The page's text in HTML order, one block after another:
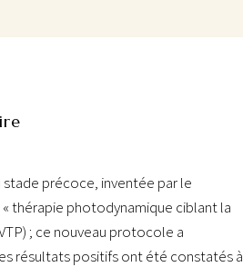
précoce, inventée par le
thérapie photodynamique ciblant la
; ce nouveau protocole a
résultats positifs ont été constatés à